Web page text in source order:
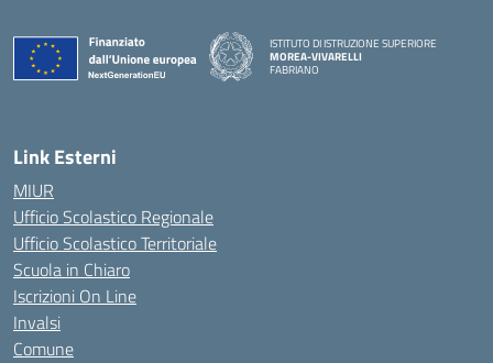
ISTITUTO DI ISTRUZIONE SUPERIORE
MOREA-VIVARELLI
FABRIANO
Link Esterni
MIUR
Ufficio Scolastico Regionale
Ufficio Scolastico Territoriale
Scuola in Chiaro
Iscrizioni On Line
Invalsi
Comune